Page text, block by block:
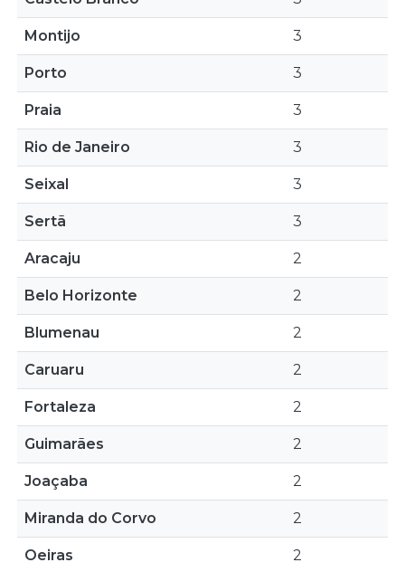
Montijo 3
Porto 3
Praia 3
Rio de Janeiro 3
Seixal 3
Sertã 3
Aracaju 2
Belo Horizonte 2
Blumenau 2
Caruaru 2
Fortaleza 2
Guimarães 2
Joaçaba 2
Miranda do Corvo 2
Oeiras 2